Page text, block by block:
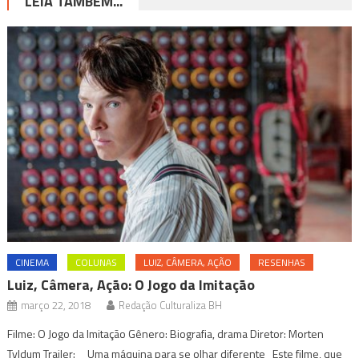
CINEMA COLUNAS LUIZ, CÂMERA, AÇÃO RESENHAS
Luiz, Câmera, Ação: O Jogo da Imitação
março 22, 2018 Redação Culturaliza BH
Filme: O Jogo da Imitação Gênero: Biografia, drama Diretor: Morten
Tyldum Trailer: Uma máquina para se olhar diferente Este filme, que